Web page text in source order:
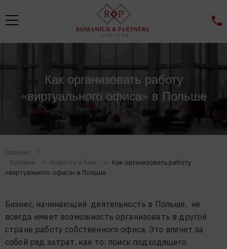
Как организовать работу
«виртуального офиса» в Польше
Главная
Головна
> Новости и блог >
Как организовать работу
«виртуального офиса» в Польше
Бизнес, начинающий деятельность в Польше, не
всегда имеет возможность организовать в другой
стране работу собственного офиса. Это влечет за
собой ряд затрат, как то: поиск подходящего